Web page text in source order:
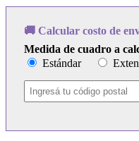
Ricota
Baión
cantidad
🚚 Calcular costo de
Medida de cuadro a
Estándar